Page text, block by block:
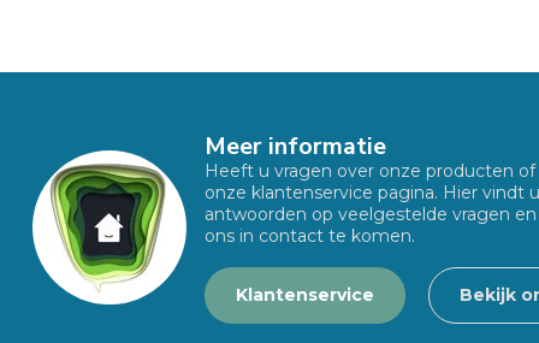
Meer informatie
Heeft u vragen over onze producten
onze klantenservice pagina. Hier vindt
antwoorden op veelgestelde vragen
ons in contact te komen.
Klantenservice Bekijk